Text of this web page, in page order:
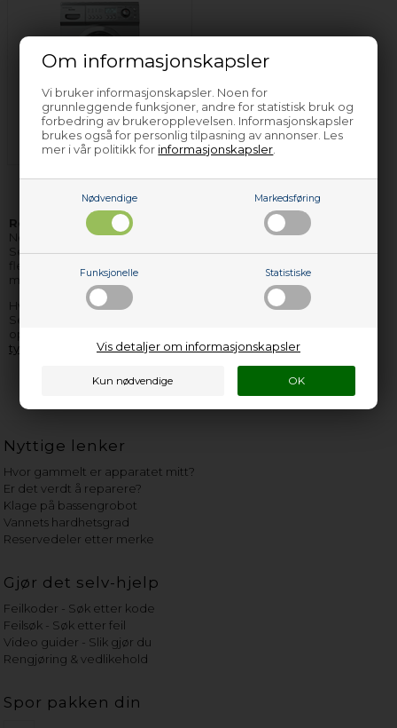
Om informasjonskapsler
Vi bruker informasjonskapsler. Noen for
grunnleggende funksjoner, andre for statistisk bruk og
forbedring av brukeropplevelsen. Informasjonskapsler
brukes også for personlig tilpasning av annonser. Les
mer i vår politikk for informasjonskapsler
Nødvendige Markedsføring
Funksjonelle Statistiske
Vis detaljer om informasjonskapsler
Vaskemaskin Servis
Reservedeler og tilbehør til Servis
hvitevarer finner du hos
Nettoparts. Vi har et stort lager av reservedeler til stort sett alle
Servis apparater, og de delene vi ikke har på lager, kan vi i de
fleste tilfellene skaffe hjem, så raskt, at du ikke behøver vente
mere enn få dager på levering.
Hvis du har bruk for hjelp til å finne korrekte reservedeler til ditt
Servis apparat, er du velkommen til å
opplyse så mange informasjoner som overhodet mulig fra
typeskiltet
Nyttige lenker
Hvor gammelt er apparatet mitt?
Er det verdt å reparere?
Klage på bassengrobot
Vannets hardhetsgrad
Reservedeler etter merke
Gjør det selv-hjelp
Feilkoder - Søk etter kode
Feilsøk - Søk etter feil
Video guider - Slik gjør du
Rengjøring & vedlikehold
Spor pakken din